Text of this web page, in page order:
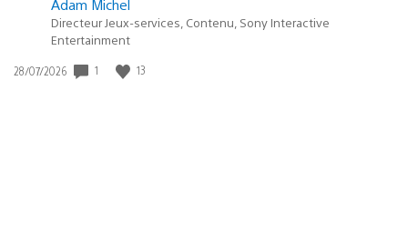
Adam Michel
Directeur Jeux-services, Contenu, Sony Interactive
Entertainment
Date
28/07/2026 1 13